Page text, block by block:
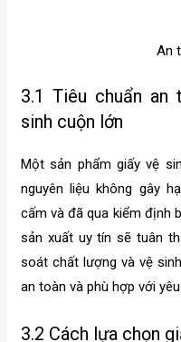
An
3.1 Tiêu chuẩn
sinh cuộn lớn
Một sản phẩm giấy vệ
nguyên liệu không gây
cấm và đã qua kiểm định
sản xuất uy tín sẽ tuân
soát chất lượng và vệ
an toàn và phù hợp với
3.2 Cách lựa chọn